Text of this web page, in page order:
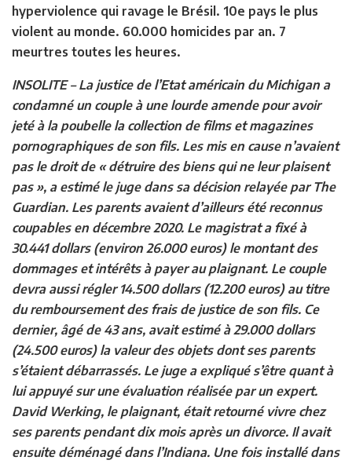
hyperviolence qui ravage le Brésil. 10e pays le plus
violent au monde. 60.000 homicides par an. 7
meurtres toutes les heures.
INSOLITE– La justice de l’Etat américain du Michigan a
condamné un couple à une lourde amende pour avoir
jeté à la poubelle la collection de films et magazines
pornographiques de son fils. Les mis en cause n’avaient
pas le droit de « détruire des biens qui ne leur plaisent
pas », a estimé le juge dans sa décision relayée par The
Guardian. Les parents avaient d’ailleurs été reconnus
coupables en décembre 2020. Le magistrat a fixé à
30.441 dollars (environ 26.000 euros) le montant des
dommages et intérêts à payer au plaignant. Le couple
devra aussi régler 14.500 dollars (12.200 euros) au titre
du remboursement des frais de justice de son fils. Ce
dernier, âgé de 43 ans, avait estimé à 29.000 dollars
(24.500 euros) la valeur des objets dont ses parents
s’étaient débarrassés. Le juge a expliqué s’être quant à
lui appuyé sur une évaluation réalisée par un expert.
David Werking, le plaignant, était retourné vivre chez
ses parents pendant dix mois après un divorce. Il avait
ensuite déménagé dans l’Indiana. Une fois installé dans